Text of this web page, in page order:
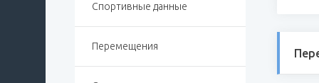
Спортивные данные
Перемещения